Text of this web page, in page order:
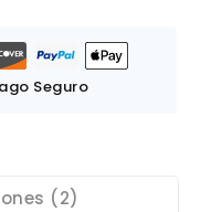
Seguro
(2)